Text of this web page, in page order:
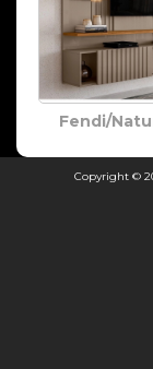
Fendi/
Copyright ©